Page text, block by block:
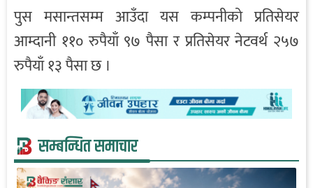
पुस मसान्तसम्म आउँदा यस कम्पनीको प्रतिसेयर
आम्दानी ११० रुपैयाँ ९७ पैसा र प्रतिसेयर नेटवर्थ २५७
रुपैयाँ १३ पैसा छ ।
सम्बन्धित समाचार